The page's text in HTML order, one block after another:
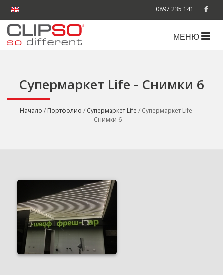
0897 235 141
МЕНЮ
Супермаркет Life - Снимки 6
Начало / Портфолио / Супермаркет Life / Супермаркет Life -
Снимки 6